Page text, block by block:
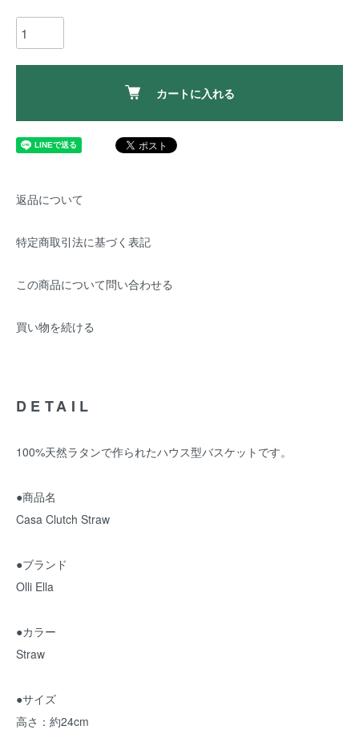
カートに入れる
返品について
特定商取引法に基づく表記
この商品について問い合わせる
買い物を続ける
DETAIL
100%天然ラタンで作られたハウス型バスケットです。
●商品名
Casa Clutch Straw
●ブランド
Olli Ella
●カラー
Straw
●サイズ
高さ：約24cm